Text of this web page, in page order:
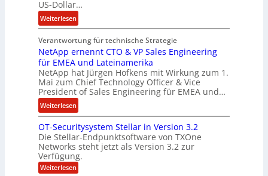
i
s
e
i
n
e
L
ö
s
u
n
g
s
o
r
d
F
i
n
a
n
z
c
h
US-Dollar…
Weiterlesen:
E
n
g
n
e
e
r
i
n
g
-
S
Verantwortung für technische Strategie
NetApp ernennt CTO & VP Sales Engineering
für EMEA und Lateinamerika
NetApp hat Jürgen Hofkens mit Wirkung zum 1.
Mai zum Chief Technology Officer & Vice
President of Sales Engineering für EMEA und…
Weiterlesen:
N
e
t
A
p
p
OT-Securitysystem Stellar in Version 3.2
Die Stellar-Endpunktsoftware von TXOne
Networks steht jetzt als Version 3.2 zur
Verfügung.
Weiterlesen: